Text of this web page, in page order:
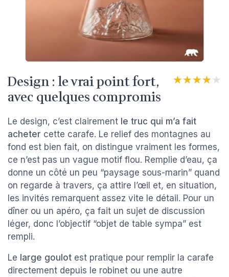
Design : le vrai point fort,
avec quelques compromis
★★★★★
★★★★★
Le design, c’est clairement le truc qui m’a fait
acheter cette carafe. Le relief des montagnes au
fond est bien fait, on distingue vraiment les formes,
ce n’est pas un vague motif flou. Remplie d’eau, ça
donne un côté un peu “paysage sous-marin” quand
on regarde à travers, ça attire l’œil et, en situation,
les invités remarquent assez vite le détail. Pour un
dîner ou un apéro, ça fait un sujet de discussion
léger, donc l’objectif “objet de table sympa” est
rempli.
Le large goulot est pratique pour remplir la carafe
directement depuis le robinet ou une autre